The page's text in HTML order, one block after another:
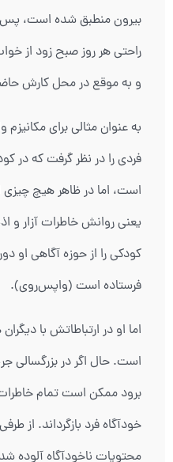
بیرون منطبق شده است، پس
راحتی هر روز صبح زود از
و به موقع در محل کارش
به عنوان مثالی برای
فردی را در نظر گرفت که در
است، اما در ظاهر هیچ چیزی
یعنی روانش خاطرات آزار و
کودکی را از حوزه آگاهی او
فرستاده است (واپس‌روی).
اما او در ارتباطاتش با
است. حال اگر در بزرگسالی
‌برود ممکن است تمام خاطرات
خودآگاه فرد بازگرداند. از
محتویات ناخودآگاه آلوده